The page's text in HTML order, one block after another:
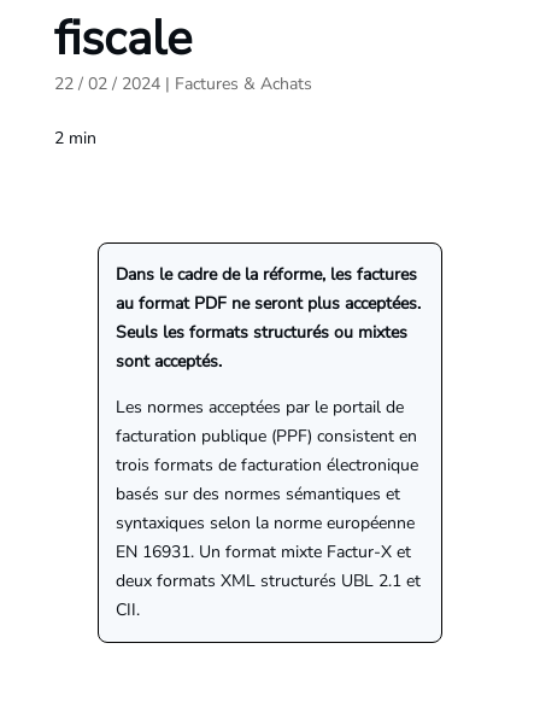
fiscale
22 / 02 / 2024| Factures & Achats
2 min
Dans le cadre de la réforme, les factures
au format PDF ne seront plus acceptées.
Seuls les formats structurés ou mixtes
sont acceptés.
Les normes acceptées par le portail de
facturation publique (PPF) consistent en
trois formats de facturation électronique
basés sur des normes sémantiques et
syntaxiques selon la norme européenne
EN 16931. Un format mixte Factur-X et
deux formats XML structurés UBL 2.1 et
CII.